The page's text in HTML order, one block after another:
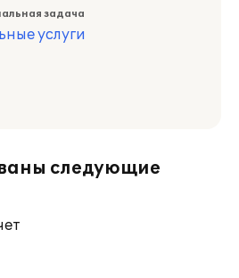
задача
услуги
следующие